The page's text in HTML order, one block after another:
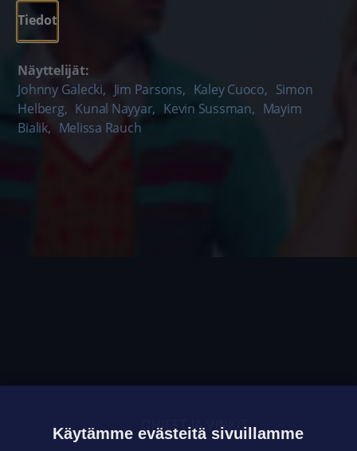
Tiedot
Näyttelijät:
Johnny Galecki, Jim Parsons, Kaley Cuoco, Simon
Helberg, Kunal Nayyar, Kevin Sussman, Mayim
Bialik, Melissa Rauch
OHJEET JA VINKIT
Käytämme evästeitä sivuillamme